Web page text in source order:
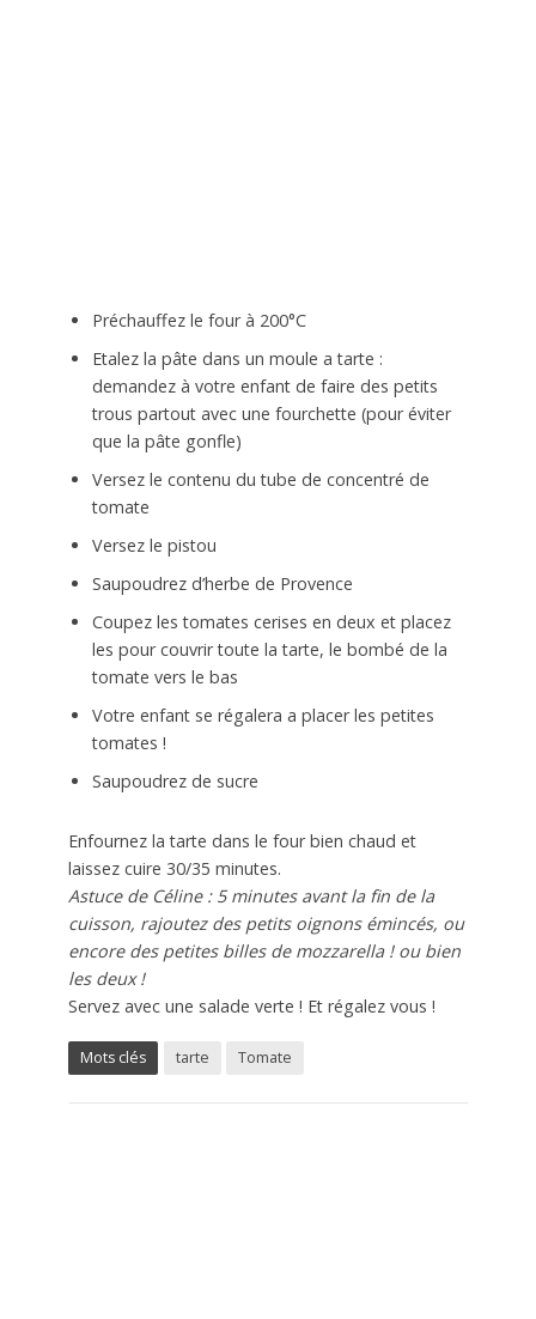
Préchauffez le four à 200°C
Etalez la pâte dans un moule a tarte :
demandez à votre enfant de faire des petits
trous partout avec une fourchette (pour éviter
que la pâte gonfle)
Versez le contenu du tube de concentré de
tomate
Versez le pistou
Saupoudrez d’herbe de Provence
Coupez les tomates cerises en deux et placez
les pour couvrir toute la tarte, le bombé de la
tomate vers le bas
Votre enfant se régalera a placer les petites
tomates !
Saupoudrez de sucre
Enfournez la tarte dans le four bien chaud et
laissez cuire 30/35 minutes.
Astuce de Céline : 5 minutes avant la fin de la
cuisson, rajoutez des petits oignons émincés, ou
encore des petites billes de mozzarella ! ou bien
les deux !
Servez avec une salade verte ! Et régalez vous !
Mots clés tarte Tomate